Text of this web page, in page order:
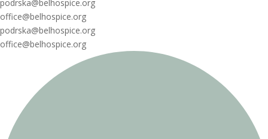
podrska@belhospice.org
office@belhospice.org
podrska@belhospice.org
office@belhospice.org